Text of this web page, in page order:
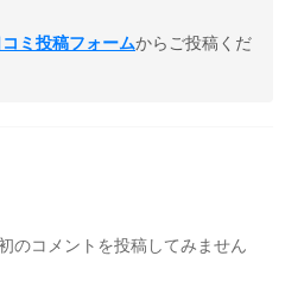
ミ投稿フォームからご投稿くだ
のコメントを投稿してみません